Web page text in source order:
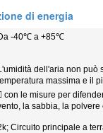
di energia
-40℃ a +85℃
dell'aria non può
massima e il
con le misure per
la sabbia, la polvere
Circuito principale a